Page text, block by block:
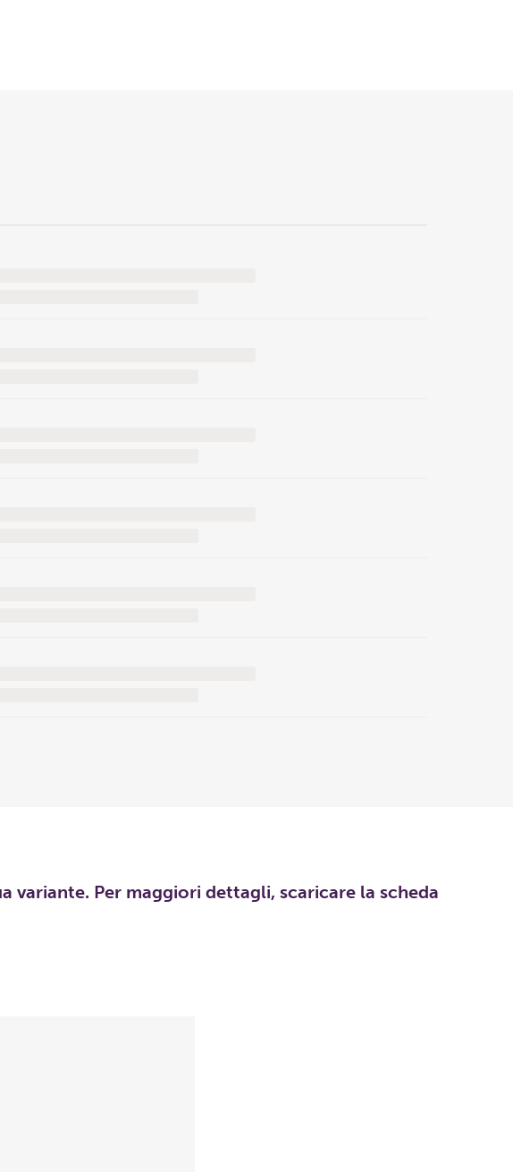
variante. Per maggiori dettagli, scaricare la scheda